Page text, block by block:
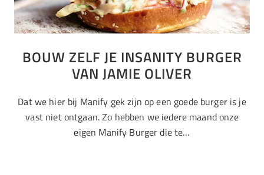
BOUW ZELF JE INSANITY BURGER
VAN JAMIE OLIVER
Dat we hier bij Manify gek zijn op een goede burger is je
vast niet ontgaan. Zo hebben we iedere maand onze
eigen Manify Burger die te…